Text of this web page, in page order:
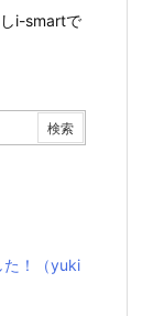
i-smartで
た！（yuki